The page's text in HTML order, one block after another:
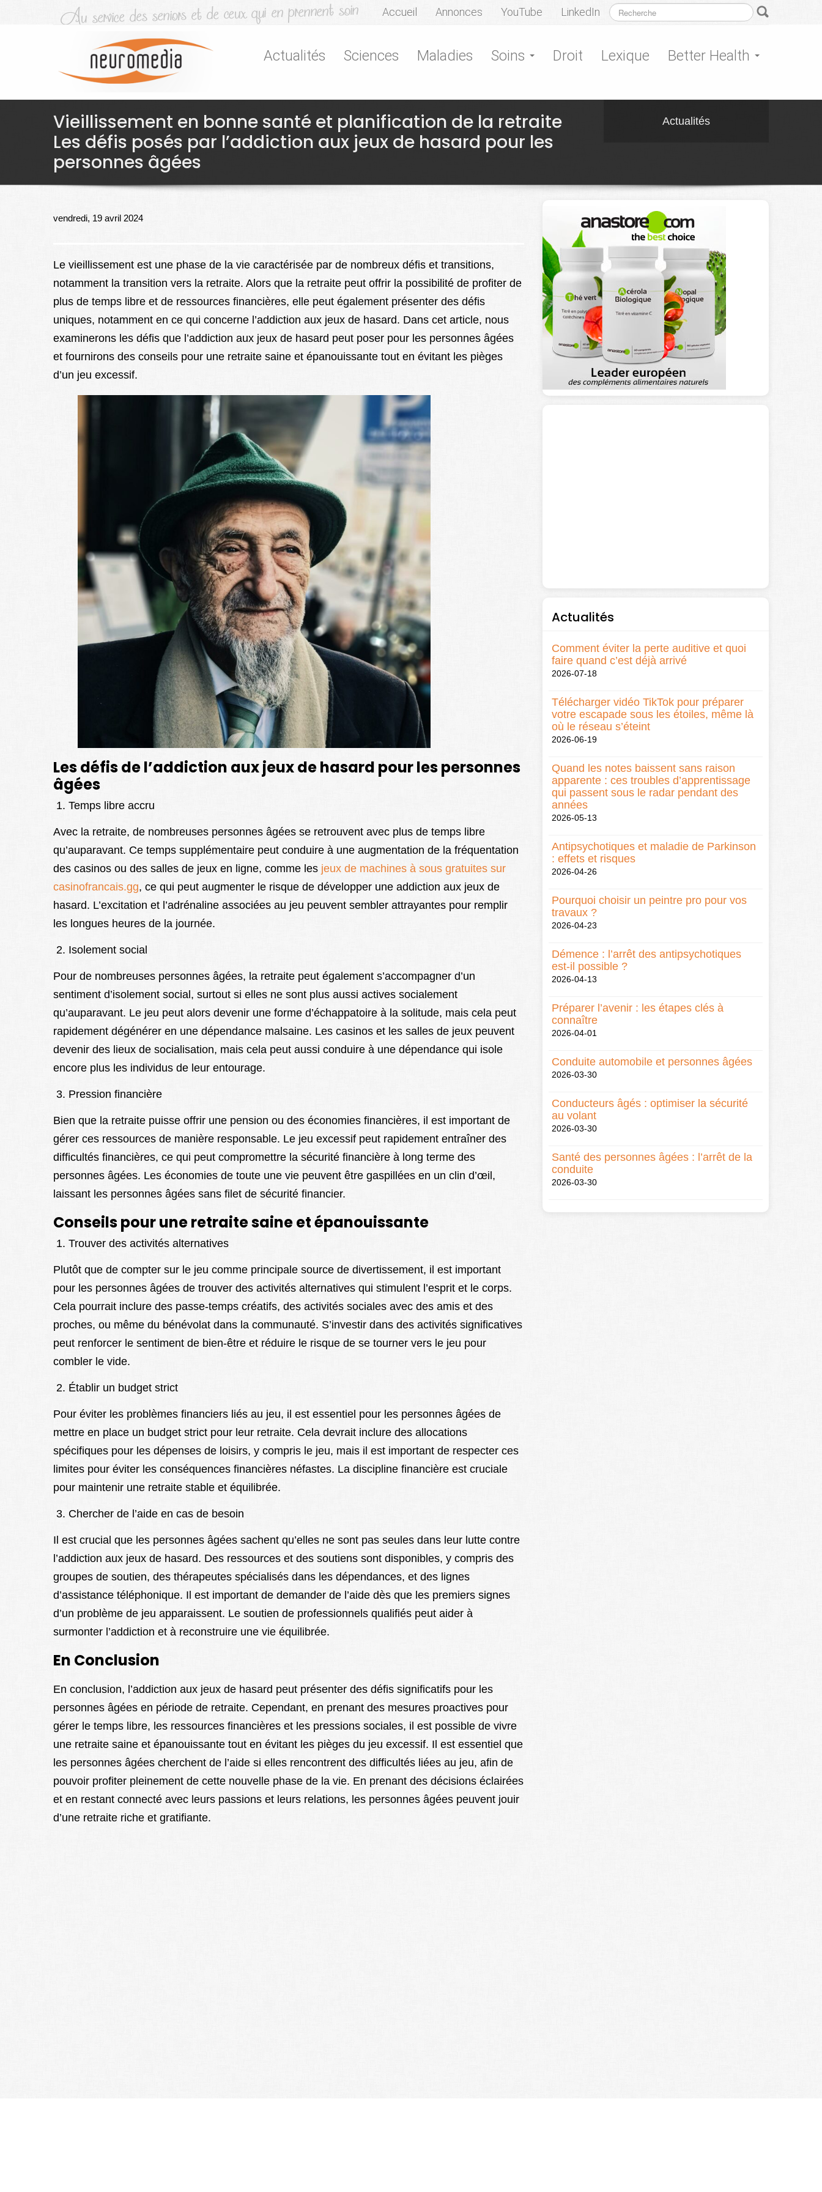
Accueil Annonces YouTube LinkedIn
Actualités Sciences Maladies Soins Droit Lexique Better Health
Vieillissement en bonne santé et planification de la retraite
Les défis posés par l’addiction aux jeux de hasard pour les
personnes âgées
Actualités
vendredi, 19 avril 2024
Le vieillissement est une phase de la vie caractérisée par de nombreux défis et transitions,
notamment la transition vers la retraite. Alors que la retraite peut offrir la possibilité de profiter de
plus de temps libre et de ressources financières, elle peut également présenter des défis
uniques, notamment en ce qui concerne l’addiction aux jeux de hasard. Dans cet article, nous
examinerons les défis que l’addiction aux jeux de hasard peut poser pour les personnes âgées
et fournirons des conseils pour une retraite saine et épanouissante tout en évitant les pièges
d’un jeu excessif.
Les défis de l’addiction aux jeux de hasard pour les personnes
âgées
Temps libre accru
Avec la retraite, de nombreuses personnes âgées se retrouvent avec plus de temps libre
qu’auparavant. Ce temps supplémentaire peut conduire à une augmentation de la fréquentation
des casinos ou des salles de jeux en ligne, comme les jeux de machines à sous gratuites sur
casinofrancais.gg, ce qui peut augmenter le risque de développer une addiction aux jeux de
hasard. L’excitation et l’adrénaline associées au jeu peuvent sembler attrayantes pour remplir
les longues heures de la journée.
Isolement social
Pour de nombreuses personnes âgées, la retraite peut également s’accompagner d’un
sentiment d’isolement social, surtout si elles ne sont plus aussi actives socialement
qu’auparavant. Le jeu peut alors devenir une forme d’échappatoire à la solitude, mais cela peut
rapidement dégénérer en une dépendance malsaine. Les casinos et les salles de jeux peuvent
devenir des lieux de socialisation, mais cela peut aussi conduire à une dépendance qui isole
encore plus les individus de leur entourage.
Pression financière
Bien que la retraite puisse offrir une pension ou des économies financières, il est important de
gérer ces ressources de manière responsable. Le jeu excessif peut rapidement entraîner des
difficultés financières, ce qui peut compromettre la sécurité financière à long terme des
personnes âgées. Les économies de toute une vie peuvent être gaspillées en un clin d’œil,
laissant les personnes âgées sans filet de sécurité financier.
Conseils pour une retraite saine et épanouissante
Trouver des activités alternatives
Plutôt que de compter sur le jeu comme principale source de divertissement, il est important
pour les personnes âgées de trouver des activités alternatives qui stimulent l’esprit et le corps.
Cela pourrait inclure des passe-temps créatifs, des activités sociales avec des amis et des
proches, ou même du bénévolat dans la communauté. S’investir dans des activités significatives
peut renforcer le sentiment de bien-être et réduire le risque de se tourner vers le jeu pour
combler le vide.
Établir un budget strict
Pour éviter les problèmes financiers liés au jeu, il est essentiel pour les personnes âgées de
mettre en place un budget strict pour leur retraite. Cela devrait inclure des allocations
spécifiques pour les dépenses de loisirs, y compris le jeu, mais il est important de respecter ces
limites pour éviter les conséquences financières néfastes. La discipline financière est cruciale
pour maintenir une retraite stable et équilibrée.
Chercher de l’aide en cas de besoin
Il est crucial que les personnes âgées sachent qu’elles ne sont pas seules dans leur lutte contre
l’addiction aux jeux de hasard. Des ressources et des soutiens sont disponibles, y compris des
groupes de soutien, des thérapeutes spécialisés dans les dépendances, et des lignes
d’assistance téléphonique. Il est important de demander de l’aide dès que les premiers signes
d’un problème de jeu apparaissent. Le soutien de professionnels qualifiés peut aider à
surmonter l’addiction et à reconstruire une vie équilibrée.
En Conclusion
En conclusion, l’addiction aux jeux de hasard peut présenter des défis significatifs pour les
personnes âgées en période de retraite. Cependant, en prenant des mesures proactives pour
gérer le temps libre, les ressources financières et les pressions sociales, il est possible de vivre
une retraite saine et épanouissante tout en évitant les pièges du jeu excessif. Il est essentiel que
les personnes âgées cherchent de l’aide si elles rencontrent des difficultés liées au jeu, afin de
pouvoir profiter pleinement de cette nouvelle phase de la vie. En prenant des décisions éclairées
et en restant connecté avec leurs passions et leurs relations, les personnes âgées peuvent jouir
d’une retraite riche et gratifiante.
Actualités
Comment éviter la perte auditive et quoi
faire quand c’est déjà arrivé
2026-07-18
Télécharger vidéo TikTok pour préparer
votre escapade sous les étoiles, même là
où le réseau s’éteint
2026-06-19
Quand les notes baissent sans raison
apparente : ces troubles d’apprentissage
qui passent sous le radar pendant des
années
2026-05-13
Antipsychotiques et maladie de Parkinson
: effets et risques
2026-04-26
Pourquoi choisir un peintre pro pour vos
travaux ?
2026-04-23
Démence : l’arrêt des antipsychotiques
est-il possible ?
2026-04-13
Préparer l’avenir : les étapes clés à
connaître
2026-04-01
Conduite automobile et personnes âgées
2026-03-30
Conducteurs âgés : optimiser la sécurité
au volant
2026-03-30
Santé des personnes âgées : l’arrêt de la
conduite
2026-03-30